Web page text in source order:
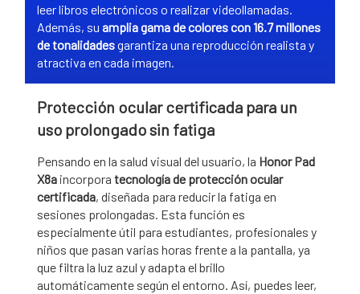
leer libros electrónicos o realizar videollamadas.
Además, su amplia gama de colores con 16.7 millones
de tonalidadesgarantiza una reproducción realista y
atractiva en cada imagen.
Protección ocular certificada para un
uso prolongado sin fatiga
Pensando en la salud visual del usuario, la Honor Pad
X8a incorpora tecnología de protección ocular
certificada, diseñada para reducir la fatiga en
sesiones prolongadas. Esta función es
especialmente útil para estudiantes, profesionales y
niños que pasan varias horas frente a la pantalla, ya
que filtra la luz azul y adapta el brillo
automáticamente según el entorno. Así, puedes leer,